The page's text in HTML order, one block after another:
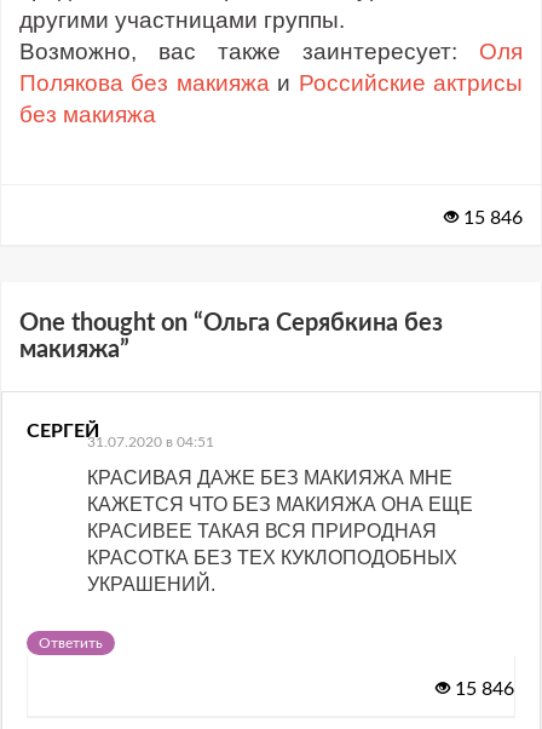
другими участницами группы.
Возможно, вас также заинтересует: Оля
Полякова без макияжа и Российские актрисы
без макияжа
15 846
One thought on “Ольга Серябкина без
макияжа”
СЕРГЕЙ
31.07.2020 в 04:51
КРАСИВАЯ ДАЖЕ БЕЗ МАКИЯЖА МНЕ
КАЖЕТСЯ ЧТО БЕЗ МАКИЯЖА ОНА ЕЩЕ
КРАСИВЕЕ ТАКАЯ ВСЯ ПРИРОДНАЯ
КРАСОТКА БЕЗ ТЕХ КУКЛОПОДОБНЫХ
УКРАШЕНИЙ.
Ответить
15 846